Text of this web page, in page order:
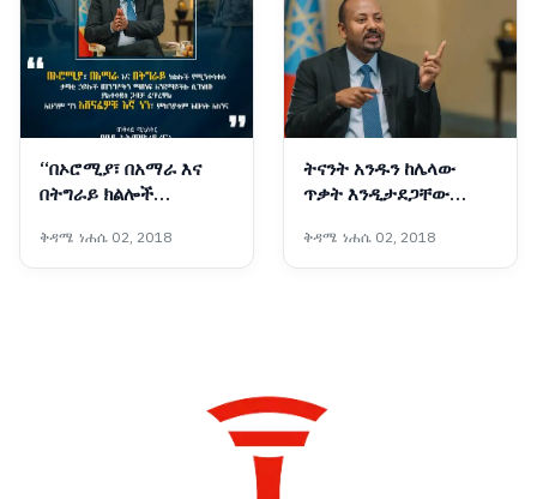
“በኦሮሚያ፣ በአማራ እና
በትግራይ ክልሎች
መንግሥትን ማሸነፍ
እንደማይችሉ ሲገነዘቡ
ቅዳሜ ነሐሴ 02, 2018
ትናንት አንዱን ከሌላው
ጥቃት እንዲታደጋቸው
የነበሩ ኃይሎች ዛሬ ጥምረት
መፍጠራቸው እየተዳከሙ
ቅዳሜ ነሐሴ 02, 2018